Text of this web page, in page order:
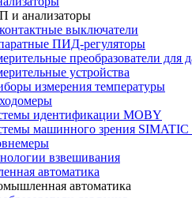
и анализаторы
выключатели
ПИД-регуляторы
преобразователи для
устройства
измерения температуры
идентификации MOBY
машинного зрения SIMATIC
взвешивания
автоматика
автоматика